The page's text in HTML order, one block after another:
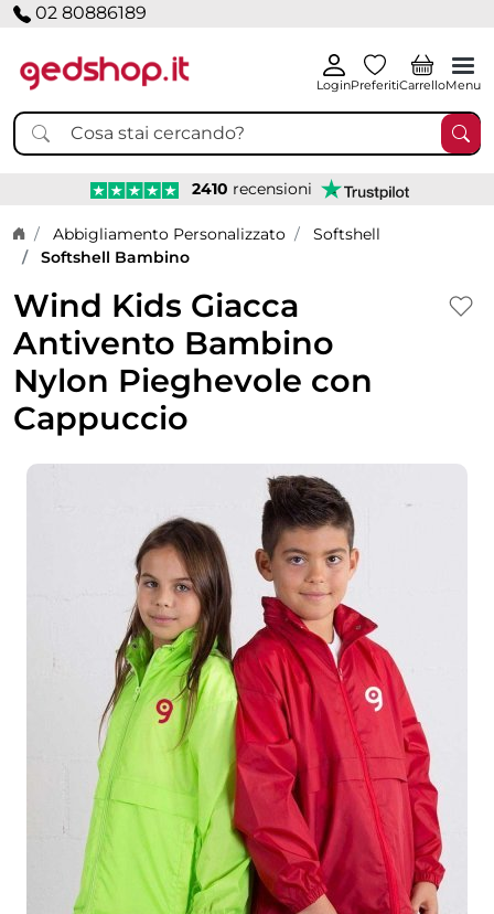
02 80886189
LoginPreferitiCarrelloMenu
2410 recensioni
Home page
Abbigliamento Personalizzato
Softshell
Softshell Bambino
Wind Kids Giacca
Antivento Bambino
Nylon Pieghevole con
Cappuccio